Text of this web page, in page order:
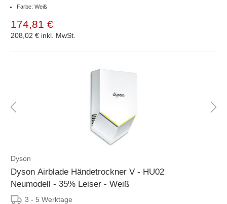
Farbe: Weiß
174,81 €
208,02 € inkl. MwSt.
Dyson
Dyson Airblade Händetrockner V - HU02
Neumodell - 35% Leiser - Weiß
3 - 5 Werktage